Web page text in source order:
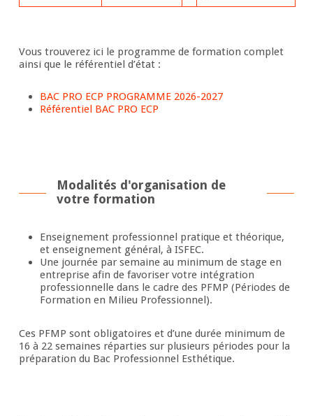
Vous trouverez ici le programme de formation complet
ainsi que le référentiel d’état :
BAC PRO ECP PROGRAMME 2026-2027
Référentiel BAC PRO ECP
Modalités d'organisation de
votre formation
Enseignement professionnel pratique et théorique,
et enseignement général, à ISFEC.
Une journée par semaine au minimum de stage en
entreprise afin de favoriser votre intégration
professionnelle dans le cadre des PFMP (Périodes de
Formation en Milieu Professionnel).
Ces PFMP sont obligatoires et d’une durée minimum de
16 à 22 semaines réparties sur plusieurs périodes pour la
préparation du Bac Professionnel Esthétique.